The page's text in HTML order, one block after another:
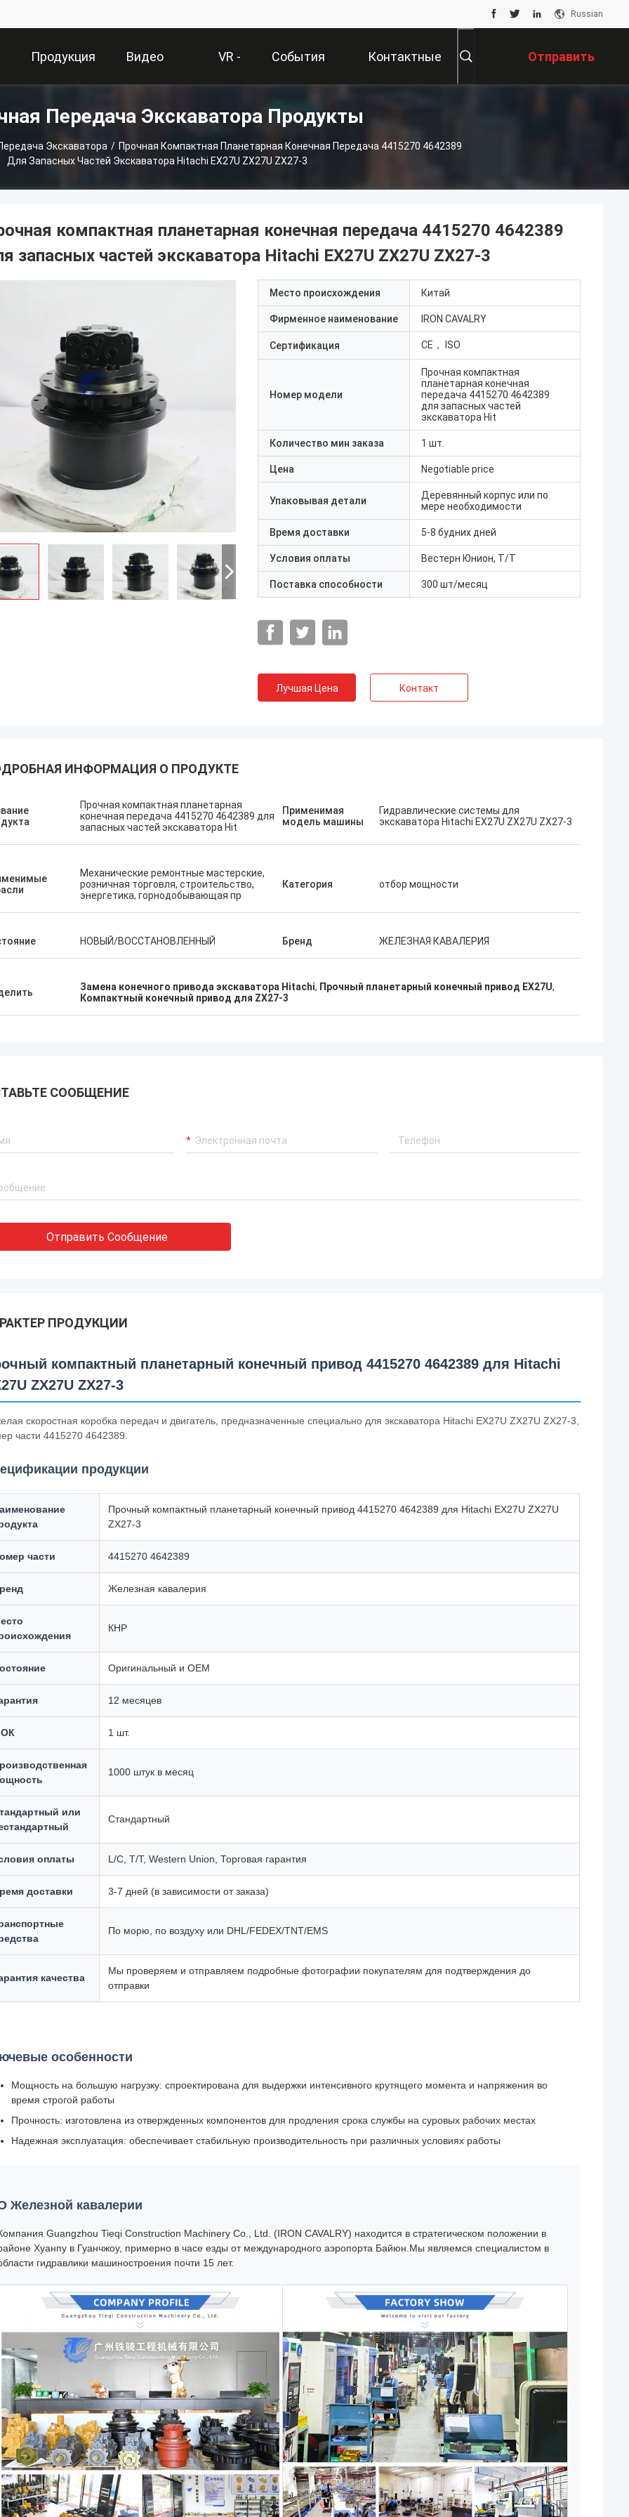
Russian
Продукция Видео VR -
Шоу
События Контактные Отправить
Передача Экскаватора Продукты
Экскаватора / Прочная Компактная Планетарная Конечная Передача 4415270 4642389
Для Запасных Частей Экскаватора Hitachi EX27U ZX27U ZX27-3
Нижегородский
быстрое начало
Эрденетумур Кампана
Мне нравится эта компания. Они
Отличный сервис и дружелюбные
когда мне это понадобится.
компактная планетарная конечная передача 4415270 4642389
запасных частей экскаватора Hitachi EX27U ZX27U ZX27-3
Место происхождения Китай
Фирменное наименование IRON CAVALRY
Сертификация CE， ISO
Номер модели
Прочная компактная
планетарная конечная
передача 4415270 4642389
для запасных частей
экскаватора Hit
Количество мин заказа 1 шт.
Цена Negotiable price
Упаковывая детали
Деревянный корпус или по
мере необходимости
Время доставки 5-8 будних дней
Условия оплаты Вестерн Юнион, Т/Т
Поставка способности 300 шт/месяц
Лучшая Цена Контакт
ИНФОРМАЦИЯ О ПРОДУКТЕ
Прочная компактная планетарная
конечная передача 4415270 4642389 для
запасных частей экскаватора Hit
Применимая
модель машины
Гидравлические системы для
экскаватора Hitachi EX27U ZX27U ZX27-3
Механические ремонтные мастерские,
розничная торговля, строительство,
энергетика, горнодобывающая пр
Категория отбор мощности
НОВЫЙ/ВОССТАНОВЛЕННЫЙ Бренд ЖЕЛЕЗНАЯ КАВАЛЕРИЯ
Замена конечного привода экскаватора Hitachi, Прочный планетарный конечный привод EX27U,
Компактный конечный привод для ZX27-3
СООБЩЕНИЕ
Отправить Сообщение
ПРОДУКЦИИ
компактный планетарный конечный привод 4415270 4642389 для Hitachi
ZX27U ZX27-3
скоростная коробка передач и двигатель, предназначенные специально для экскаватора Hitachi EX27U ZX27U ZX27-3,
части 4415270 4642389.
продукции
Прочный компактный планетарный конечный привод 4415270 4642389 для Hitachi EX27U ZX27U
ZX27-3
части 4415270 4642389
Железная кавалерия
КНР
Оригинальный и OEM
12 месяцев
1 шт.
1000 штук в месяц
или
Стандартный
оплаты L/C, T/T, Western Union, Торговая гарантия
доставки 3-7 дней (в зависимости от заказа)
По морю, по воздуху или DHL/FEDEX/TNT/EMS
качества
Мы проверяем и отправляем подробные фотографии покупателям для подтверждения до
отправки
особенности
Мощность на большую нагрузку: спроектирована для выдержки интенсивного крутящего момента и напряжения во
время строгой работы
Прочность: изготовлена из отвержденных компонентов для продления срока службы на суровых рабочих местах
Надежная эксплуатация: обеспечивает стабильную производительность при различных условиях работы
Железной кавалерии
Guangzhou Tieqi Construction Machinery Co., Ltd. (IRON CAVALRY) находится в стратегическом положении в
Хуанпу в Гуанчжоу, примерно в часе езды от международного аэропорта Байюн.Мы являемся специалистом в
гидравлики машиностроения почти 15 лет.